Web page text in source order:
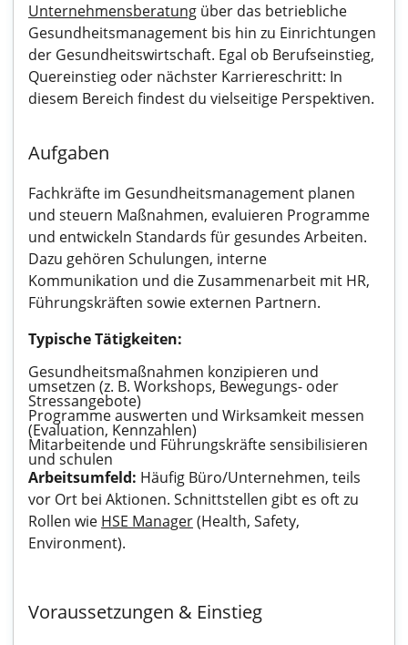
Unternehmensberatung über das betriebliche
Gesundheitsmanagement bis hin zu Einrichtungen
der Gesundheitswirtschaft. Egal ob Berufseinstieg,
Quereinstieg oder nächster Karriereschritt: In
diesem Bereich findest du vielseitige Perspektiven.
Aufgaben
Fachkräfte im Gesundheitsmanagement planen
und steuern Maßnahmen, evaluieren Programme
und entwickeln Standards für gesundes Arbeiten.
Dazu gehören Schulungen, interne
Kommunikation und die Zusammenarbeit mit HR,
Führungskräften sowie externen Partnern.
Typische Tätigkeiten:
Gesundheitsmaßnahmen konzipieren und
umsetzen (z. B. Workshops, Bewegungs- oder
Stressangebote)
Programme auswerten und Wirksamkeit messen
(Evaluation, Kennzahlen)
Mitarbeitende und Führungskräfte sensibilisieren
und schulen
Arbeitsumfeld: Häufig Büro/Unternehmen, teils
vor Ort bei Aktionen. Schnittstellen gibt es oft zu
Rollen wie HSE Manager(Health, Safety,
Environment).
Voraussetzungen & Einstieg